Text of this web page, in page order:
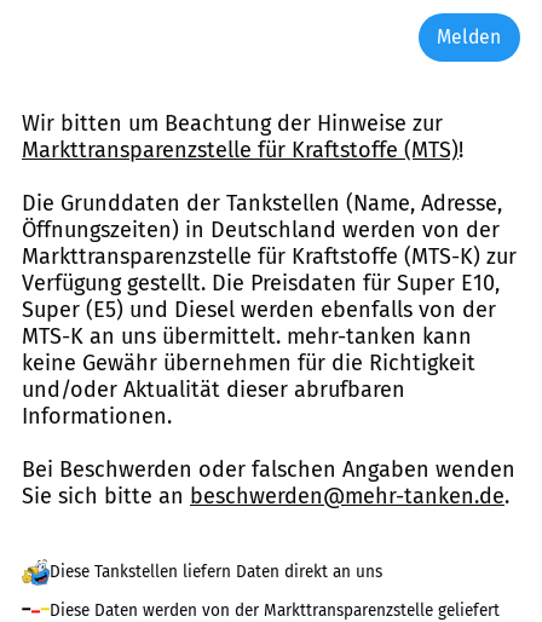
Melden
Wir bitten um Beachtung der Hinweise zur
Markttransparenzstelle für Kraftstoffe (MTS)!
Die Grunddaten der Tankstellen (Name, Adresse,
Öffnungszeiten) in Deutschland werden von der
Markttransparenzstelle für Kraftstoffe (MTS-K) zur
Verfügung gestellt. Die Preisdaten für Super E10,
Super (E5) und Diesel werden ebenfalls von der
MTS-K an uns übermittelt. mehr-tanken kann
keine Gewähr übernehmen für die Richtigkeit
und/oder Aktualität dieser abrufbaren
Informationen.
Bei Beschwerden oder falschen Angaben wenden
Sie sich bitte an beschwerden@mehr-tanken.de.
Diese Tankstellen liefern Daten direkt an uns
Diese Daten werden von der Markttransparenzstelle geliefert